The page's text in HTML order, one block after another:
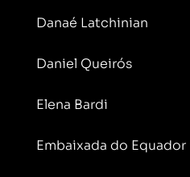
Danaé Latchinian
Daniel Queirós
Elena Bardi
Embaixada do